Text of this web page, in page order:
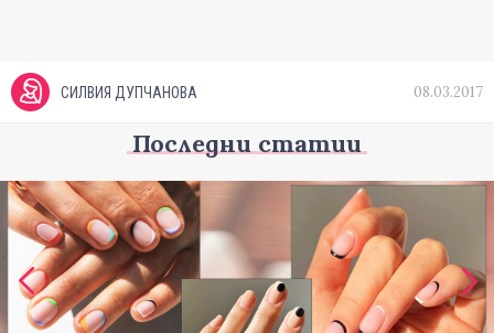
СИЛВИЯ ДУПЧАНОВА 08.03.2017
Последни статии